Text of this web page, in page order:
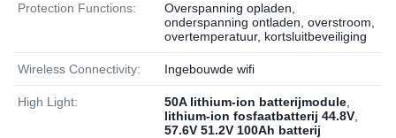
Protection Functions:
Overspanning opladen,
onderspanning ontladen, overstroom,
overtemperatuur, kortsluitbeveiliging
Wireless Connectivity: Ingebouwde wifi
High Light: 50A lithium-ion batterijmodule
lithium-ion fosfaatbatterij 44.8V
57.6V 51.2V 100Ah batterij